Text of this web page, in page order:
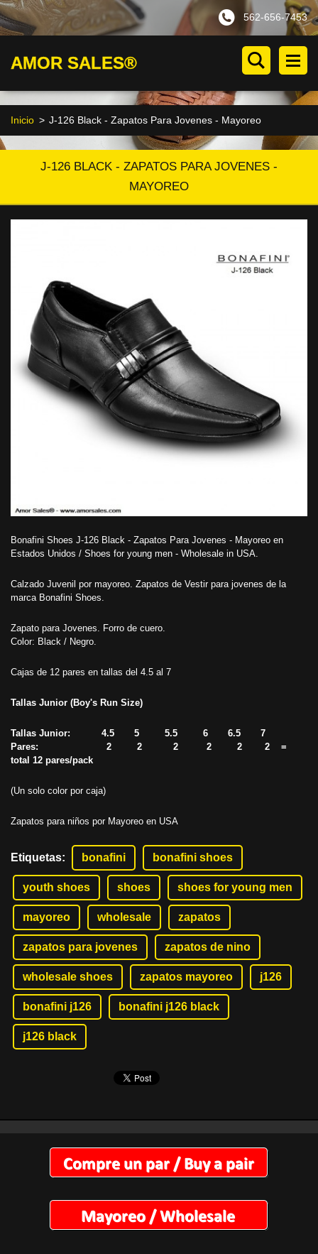
562-656-7453
AMOR SALES®
Inicio > J-126 Black - Zapatos Para Jovenes - Mayoreo
J-126 BLACK - ZAPATOS PARA JOVENES -
MAYOREO
Bonafini Shoes J-126 Black - Zapatos Para Jovenes - Mayoreo en
Estados Unidos / Shoes for young men - Wholesale in USA.
Calzado Juvenil por mayoreo. Zapatos de Vestir para jovenes de la
marca Bonafini Shoes.
Zapato para Jovenes. Forro de cuero.
Color: Black / Negro.
Cajas de 12 pares en tallas del 4.5 al 7
Tallas Junior (Boy's Run Size)
Tallas Junior: 4.5 5 5.5 6 6.5 7
Pares: 2 2 2 2 2 2 =
total 12 pares/pack
(Un solo color por caja)
Zapatos para niños por Mayoreo en USA
Etiquetas: bonafini bonafini shoes
youth shoes shoes shoes for young men
mayoreo wholesale zapatos
zapatos para jovenes zapatos de nino
wholesale shoes zapatos mayoreo j126
bonafini j126 bonafini j126 black
j126 black